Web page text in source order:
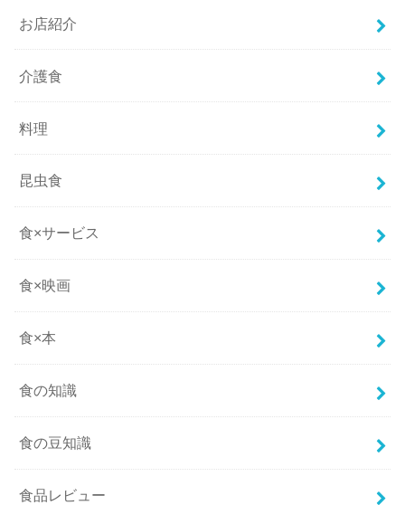
お店紹介
介護食
料理
昆虫食
食×サービス
食×映画
食×本
食の知識
食の豆知識
食品レビュー